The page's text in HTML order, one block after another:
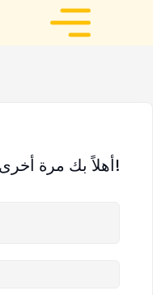
أهلاً بك مرة أخرى!